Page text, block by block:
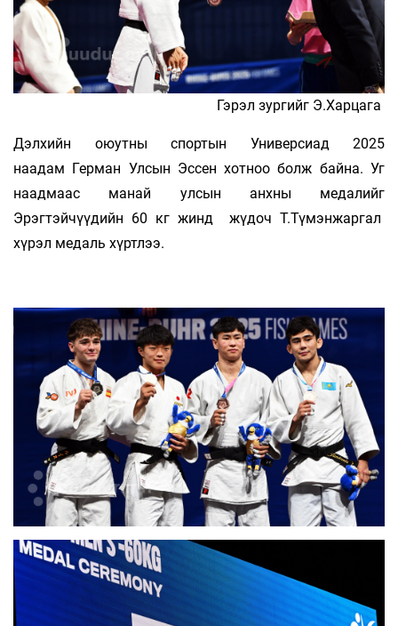
Гэрэл зургийг Э.Харцага
Дэлхийн оюутны спортын Универсиад 2025
наадам Герман Улсын Эссен хотноо болж байна. Уг
наадмаас манай улсын анхны медалийг
Эрэгтэйчүүдийн 60 кг жинд жүдоч Т.Түмэнжаргал
хүрэл медаль хүртлээ.